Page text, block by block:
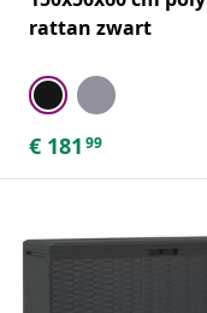
rattan zwart
€ 181 99